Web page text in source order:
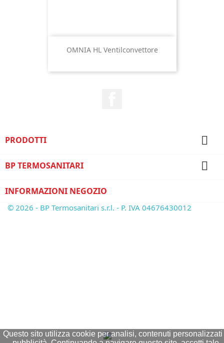
OMNIA HL Ventilconvettore
PRODOTTI 
BP TERMOSANITARI 
INFORMAZIONI NEGOZIO
Questo sito utilizza cookie per analisi, contenuti personalizzati
© 2026 - BP Termosanitari s.r.l. - P. IVA 04676430012